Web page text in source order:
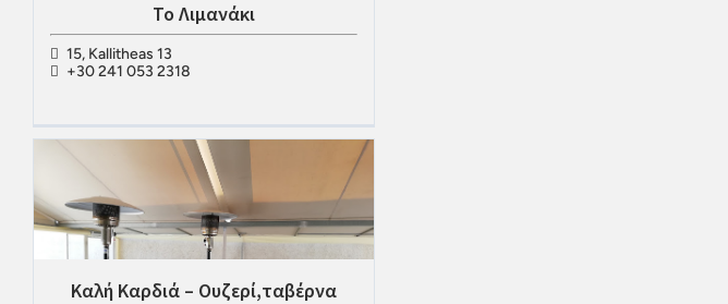
Το Λιμανάκι
15, Kallitheas 13
+30 241 053 2318
Καλή Καρδιά – Ουζερί,ταβέρνα